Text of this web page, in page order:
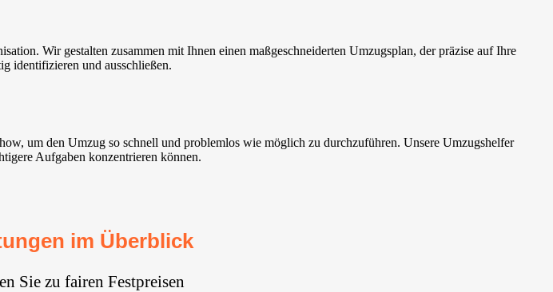
Wir gestalten zusammen mit Ihnen einen maßgeschneiderten Umzugsplan, der präzise auf Ihre
identifizieren und ausschließen.
um den Umzug so schnell und problemlos wie möglich zu durchzuführen. Unsere Umzugshelfer
Aufgaben konzentrieren können.
im Überblick
Sie zu fairen Festpreisen